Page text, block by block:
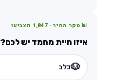
📊 סקר מהיר ·1,847 הצביעו
איזו חיית מחמד יש לכם?
🐶כלב